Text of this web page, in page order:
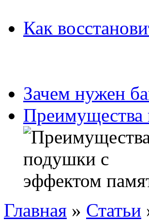
Как
Зачем нужен
Преимущества
Главная » Статьи